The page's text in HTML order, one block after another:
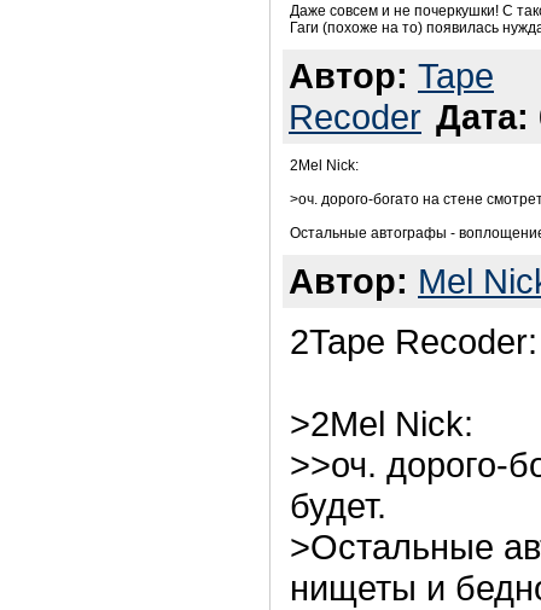
Даже совсем и не почеркушки! С
Гаги (похоже на то) появилась
Автор: Tape
Recoder Дата:
2Mel Nick:
>оч. дорого-богато на стене
Остальные автографы -
Автор: Mel
2Tape Recoder:
>2Mel Nick:
>>оч. дорого-
будет.
>Остальные
нищеты и